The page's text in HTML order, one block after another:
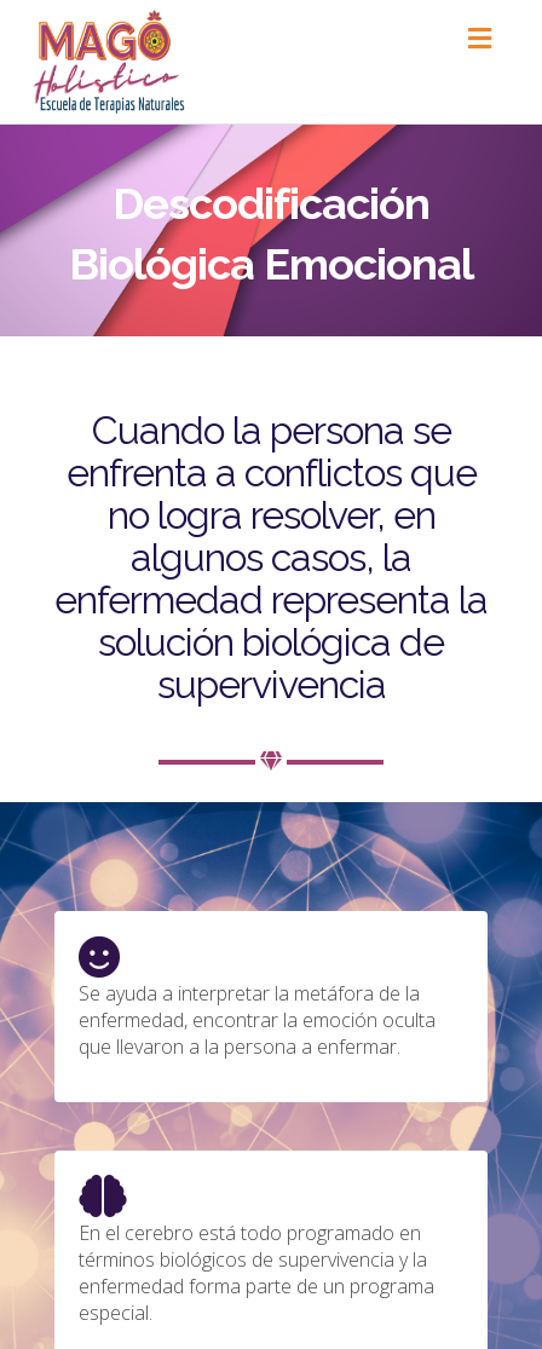
Descodificación
Biológica Emocional
Cuando la persona se
enfrenta a conflictos que
no logra resolver, en
algunos casos, la
enfermedad representa la
solución biológica de
supervivencia
Se ayuda a interpretar la metáfora de la
enfermedad, encontrar la emoción oculta
que llevaron a la persona a enfermar.
En el cerebro está todo programado en
términos biológicos de supervivencia y la
enfermedad forma parte de un programa
especial.